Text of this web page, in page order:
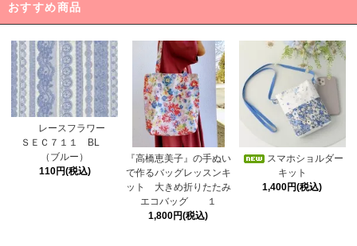
おすすめ商品
レースフラワー
ＳＥＣ７１１ BL
（ブルー）
110円(税込)
『高橋恵美子』の手ぬい
で作るバッグレッスンキ
ット 大きめ折りたたみ
エコバッグ １
1,800円(税込)
スマホショルダー
キット
1,400円(税込)